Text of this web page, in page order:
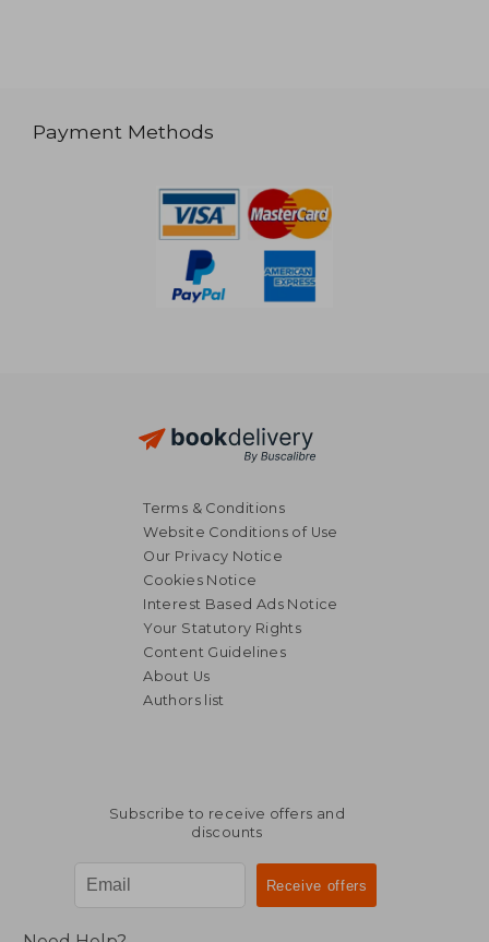
Payment Methods
Terms & Conditions
Website Conditions of Use
Our Privacy Notice
Cookies Notice
Interest Based Ads Notice
Your Statutory Rights
Content Guidelines
About Us
Authors list
Subscribe to receive offers and
discounts